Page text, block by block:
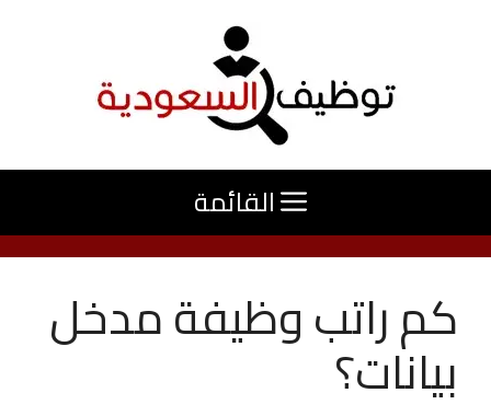
القائمة
كم راتب وظيفة مدخل
بيانات؟